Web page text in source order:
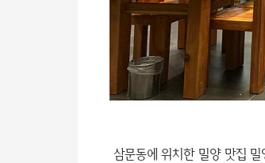
삼문동에 위치한 밀양 맛집